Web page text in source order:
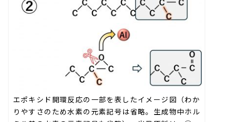
エポキシド開環反応の一部を表したイメージ図（わか
りやすさのため水素の元素記号は省略。生成物中ホル